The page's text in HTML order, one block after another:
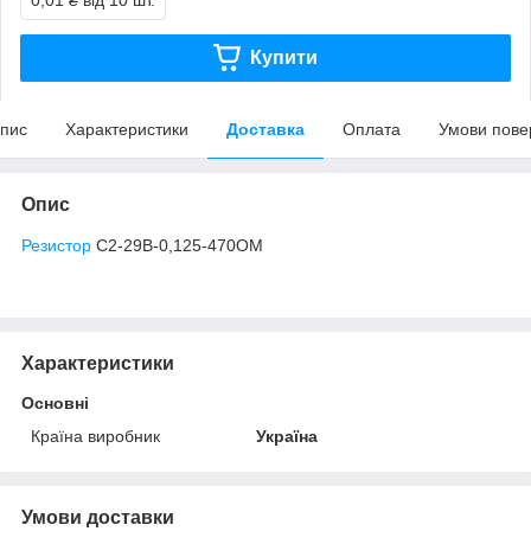
Купити
Характеристики Доставка Оплата Умови
Опис
Резистор С2-29В-0,125-470ОМ
Характеристики
Основні
Країна виробник
Україна
Умови доставки